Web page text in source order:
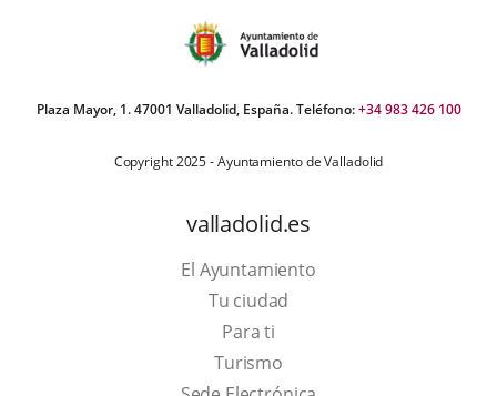
Plaza Mayor, 1. 47001 Valladolid, España. Teléfono:+34 983 426 100
Copyright 2025 - Ayuntamiento de Valladolid
valladolid.es
El Ayuntamiento
Tu ciudad
Para ti
TurismoThis